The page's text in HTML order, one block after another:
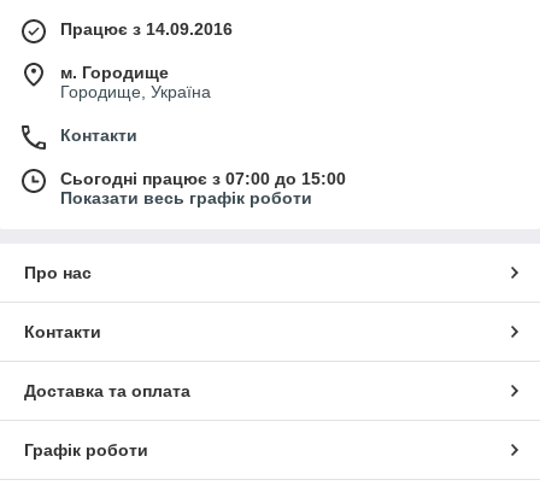
Працює з 14.09.2016
м. Городище
Городище, Україна
Контакти
Сьогодні працює з 07:00 до 15:00
Показати весь графік роботи
Про нас
Контакти
Доставка та оплата
Графік роботи